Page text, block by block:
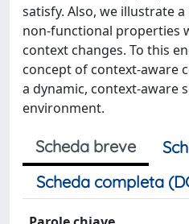
satisfy. Also, we illustrate
non-functional properties
context changes. To this
concept of context-aware
a dynamic, context-aware
environment.
Scheda breve
Scheda completa